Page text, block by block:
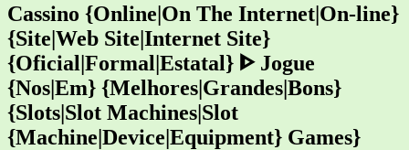
Cassino {Online|On The Internet|On-line}
{Site|Web Site|Internet Site}
{Oficial|Formal|Estatal} ᐈ Jogue
{Nos|Em} {Melhores|Grandes|Bons}
{Slots|Slot Machines|Slot
{Machine|Device|Equipment} Games}